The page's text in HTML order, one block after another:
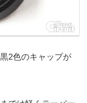
2色のキャップが